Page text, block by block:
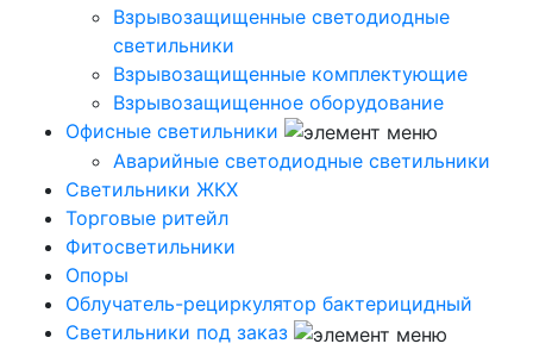
Взрывозащищенные светодиодные
светильники
Взрывозащищенные комплектующие
Взрывозащищенное оборудование
Офисные светильники
Аварийные светодиодные светильники
Светильники ЖКХ
Торговые ритейл
Фитосветильники
Опоры
Облучатель-рециркулятор бактерицидный
Светильники под заказ